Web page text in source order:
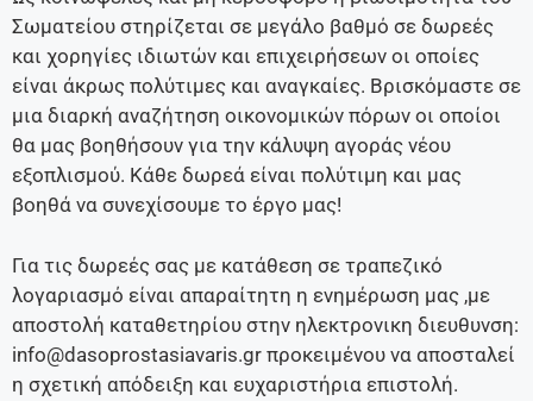
Σωματείου στηρίζεται σε μεγάλο βαθμό σε δωρεές
και χορηγίες ιδιωτών και επιχειρήσεων οι οποίες
είναι άκρως πολύτιμες και αναγκαίες. Βρισκόμαστε σε
μια διαρκή αναζήτηση οικονομικών πόρων οι οποίοι
θα μας βοηθήσουν για την κάλυψη αγοράς νέου
εξοπλισμού. Κάθε δωρεά είναι πολύτιμη και μας
βοηθά να συνεχίσουμε το έργο μας!
Για τις δωρεές σας με κατάθεση σε τραπεζικό
λογαριασμό είναι απαραίτητη η ενημέρωση μας ,με
αποστολή καταθετηρίου στην ηλεκτρονικη διευθυνση:
info@dasoprostasiavaris.gr προκειμένου να αποσταλεί
η σχετική απόδειξη και ευχαριστήρια επιστολή.